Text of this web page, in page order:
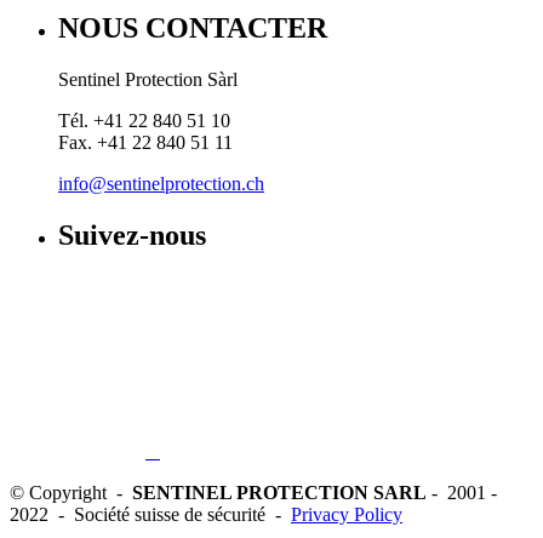
NOUS CONTACTER
Sentinel Protection Sàrl
Tél. +41 22 840 51 10
Fax. +41 22 840 51 11
info@sentinelprotection.ch
Suivez-nous
© Copyright - SENTINEL PROTECTION SARL - 2001 -
2022 - Société suisse de sécurité - Privacy Policy